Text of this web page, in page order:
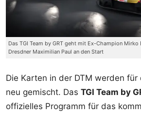
Das TGI Team by GRT geht mit Ex-Champion
Dresdner Maximilian Paul an den Start
Die Karten in der DTM werden für
neu gemischt. Das TGI Team by
offizielles Programm für das